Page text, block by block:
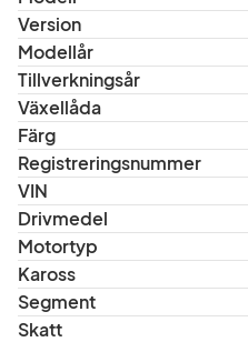
Version
Modellår
Tillverkningsår
Växellåda
Färg
Registreringsnummer
VIN
Drivmedel
Motortyp
Kaross
Segment
Skatt